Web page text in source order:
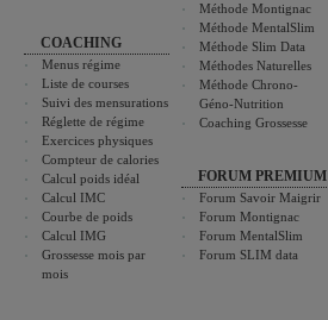
COACHING
Menus régime
Liste de courses
Suivi des mensurations
Réglette de régime
Exercices physiques
Compteur de calories
Calcul poids idéal
Calcul IMC
Courbe de poids
Calcul IMG
Grossesse mois par
mois
Méthode Montignac
Méthode MentalSlim
Méthode Slim Data
Méthodes Naturelles
Méthode Chrono-
Géno-Nutrition
Coaching Grossesse
FORUM PREMIUM
Forum Savoir Maigrir
Forum Montignac
Forum MentalSlim
Forum SLIM data